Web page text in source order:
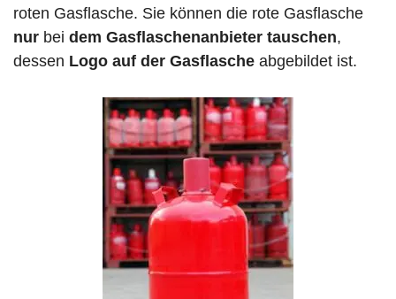
roten Gasflasche. Sie können die rote Gasflasche
nur bei dem Gasflaschenanbieter tauschen,
dessen Logo auf der Gasflasche abgebildet ist.